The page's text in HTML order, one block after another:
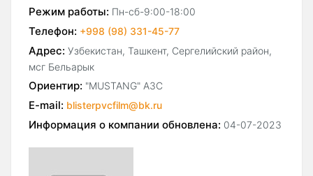
Режим работы: Пн-сб-9:00-18:00
Телефон: +998 (98) 331-45-77
Адрес: Узбекистан, Ташкент, Сергелийский район,
мсг Бельарык
Ориентир: "MUSTANG" АЗС
E-mail: blisterpvcfilm@bk.ru
Информация о компании обновлена: 04-07-2023